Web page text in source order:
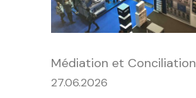
Médiation et Conciliation
27.06.2026